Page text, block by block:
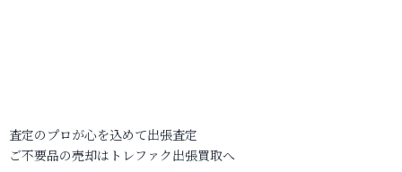
査定のプロが心を込めて出張査定
ご不要品の売却はトレファク出張買取へ